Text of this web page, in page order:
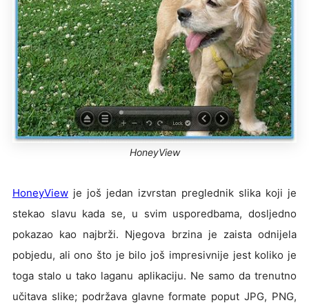
HoneyView
HoneyView je još jedan izvrstan preglednik slika koji je
stekao slavu kada se, u svim usporedbama, dosljedno
pokazao kao najbrži. Njegova brzina je zaista odnijela
pobjedu, ali ono što je bilo još impresivnije jest koliko je
toga stalo u tako laganu aplikaciju. Ne samo da trenutno
učitava slike; podržava glavne formate poput JPG, PNG,